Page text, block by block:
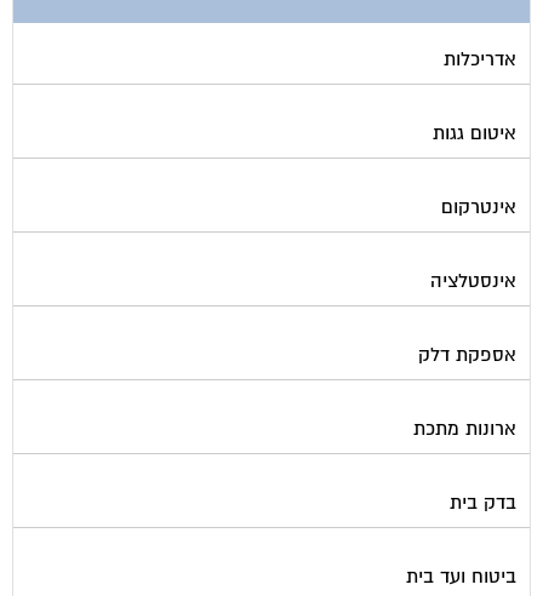
אדריכלות
איטום גגות
אינטרקום
אינסטלציה
אספקת דלק
ארונות מתכת
בדק בית
ביטוח ועד בית